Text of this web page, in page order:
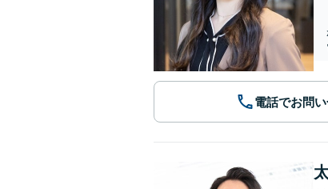
電話でお問